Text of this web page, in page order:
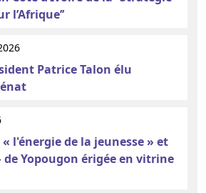
l’Afrique’’
Patrice Talon élu
l'énergie de la jeunesse » et
Yopougon érigée en vitrine